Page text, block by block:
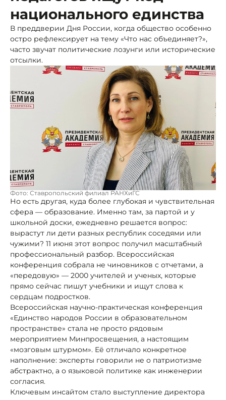
национального единства
В преддверии Дня России, когда общество особенно
остро рефлексирует на тему «Что нас объединяет?»,
часто звучат политические лозунги или исторические
отсылки.
Фото: Ставропольский филиал РАНХиГС
Но есть другая, куда более глубокая и чувствительная
сфера — образование. Именно там, за партой и у
школьной доски, ежедневно решается вопрос:
вырастут ли дети разных республик соседями или
чужими? 11 июня этот вопрос получил масштабный
профессиональный разбор. Всероссийская
конференция собрала не чиновников с отчетами, а
«передовую» — 2000 учителей и ученых, которые
прямо сейчас пишут учебники и ищут слова к
сердцам подростков.
Всероссийская научно-практическая конференция
«Единство народов России в образовательном
пространстве» стала не просто рядовым
мероприятием Минпросвещения, а настоящим
«мозговым штурмом». Её отличало конкретное
наполнение: эксперты говорили не о патриотизме
абстрактно, а о языковой политике как инженерии
согласия.
Ключевым инсайтом стало выступление директора